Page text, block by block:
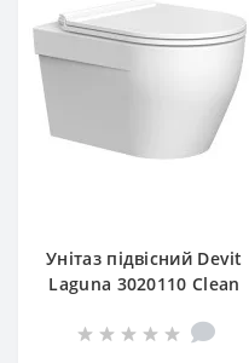
Унітаз підвісний Devit
Laguna 3020110 Clean
close, quick-fix